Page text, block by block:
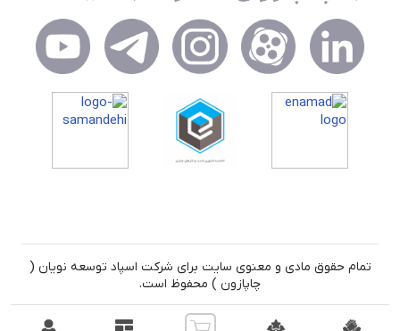
تمام حقوق مادی و معنوی سایت برای شرکت اسپاد توسعه نویان (
چاپازون ) محفوظ است.